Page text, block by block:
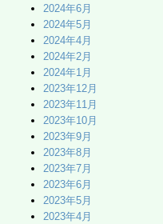
2024年6月
2024年5月
2024年4月
2024年2月
2024年1月
2023年12月
2023年11月
2023年10月
2023年9月
2023年8月
2023年7月
2023年6月
2023年5月
2023年4月